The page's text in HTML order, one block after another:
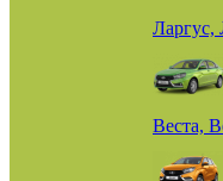
Ларгус,
Веста,